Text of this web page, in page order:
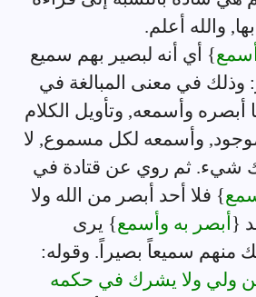
والله أعلم.
} أي أنه لبصير بهم سميع
وذلك في معنى المبالغة في
أبصره وأسمعه, وتأويل الكلام
وأسمعه لكل مسموع, لا
شيء. ثم روي عن قتادة في
} فلا أحد أبصر من الله ولا
{ أبصر به وأسمع} يرى
منهم سميعاً بصيراً. وقوله:
ولي ولا يشرك في حكمه